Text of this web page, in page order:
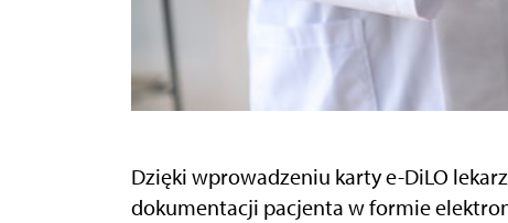
Dzięki wprowadzeniu karty e-DiLO
dokumentacji pacjenta w formie